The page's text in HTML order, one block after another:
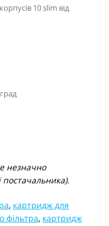
10 slim від
незначно
постачальника).
, картридж для
фільтра, картридж